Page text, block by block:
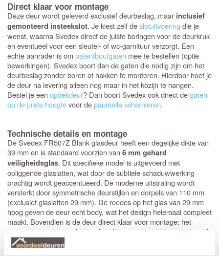
Direct klaar voor montage
Deze deur wordt geleverd exclusief deurbeslag, maar inclusief
gemonteerd insteekslot. Je kiest zelf deslotuitvoeringdie je
wenst, waarna Svedex direct de juiste boringen voor de deurkruk
en eventueel voor een sleutel- of wc-garnituur verzorgt. Een
echte aanrader is ompatentboutgaten mee te bestellen (optie
bewerkingen). Svedex boort dan de gaten die nodig zijn om het
deurbeslag zonder boren of hakken te monteren. Hierdoor hoef je
de deur na levering alleen nog maar in het kozijn te hangen.
Bestel je eenopdekdeur? Dan boort Svedex ook direct degaten
op de juiste hoogtevoor depaumelle scharnieren.
Technische details en montage
De Svedex FR507Z Blank glasdeur heeft een degelijke dikte van
39 mm en is standaard voorzien van6 mm gehard
veiligheidsglas. Dit specifieke model is uitgevoerd met
opliggende glaslatten, wat door de subtiele schaduwwerking
prachtig wordt geaccentueerd. De moderne uitstraling wordt
versterkt door symmetrische deurstijlen en dorpels van 110 mm
(exclusief glaslatten 29 mm). De roedes op het glas van 29 mm
hoog geven de deur echt body, wat het design helemaal compleet
maakt. Bovendien is de deur direct klaar voor montage: het
krukgat is precies op de standaardhoogte van 1050 mm geboord.
Stompe Svedex deuren zijn altijd